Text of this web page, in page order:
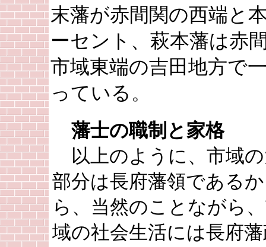
末藩が赤間関の西端と
ーセント、萩本藩は赤
市域東端の吉田地方で
っている。
藩士の職制と家格
以上のように、市域
部分は長府藩領であるか
ら、当然のことながら
域の社会生活には長府